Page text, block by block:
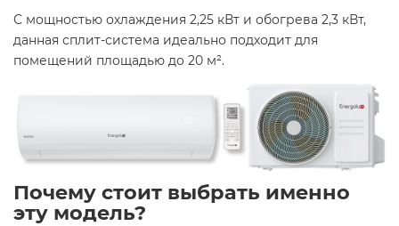
С мощностью охлаждения 2,25 кВт и обогрева 2,3 кВт,
данная сплит-система идеально подходит для
помещений площадью до 20 м². ​
Почему стоит выбрать именно
эту модель? ​